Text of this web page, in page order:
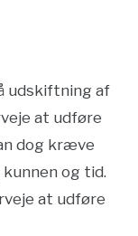
udskiftning af
at udføre
dog kræve
og tid.
at udføre